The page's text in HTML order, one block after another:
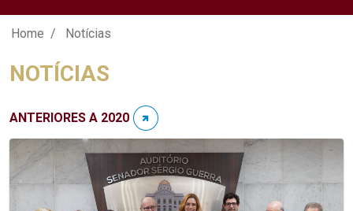
Notícias - Unicap
Home Notícias
NOTÍCIAS
ANTERIORES A 2020